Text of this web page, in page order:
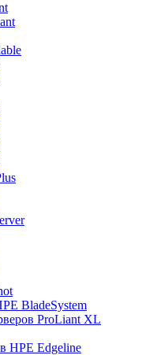
BladeSystem
ProLiant XL
HPE Edgeline